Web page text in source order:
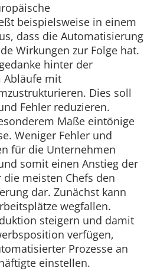
beispielsweise in einem
dass die Automatisierung
Wirkungen zur Folge hat.
hinter der
Abläufe mit
Dies soll
Fehler reduzieren.
Maße eintönige
Weniger Fehler und
für die Unternehmen
somit einen Anstieg der
meisten Chefs den
dar. Zunächst kann
wegfallen.
steigern und damit
verfügen,
Prozesse an
einstellen.